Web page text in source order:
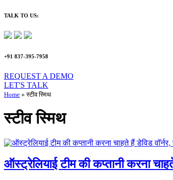
TALK TO US:
+91 837-395-7958
REQUEST A DEMO​
LET'S TALK
Home »स्टीव स्मिथ
स्टीव स्मिथ
ऑस्ट्रेलियाई टीम की कप्तानी करना